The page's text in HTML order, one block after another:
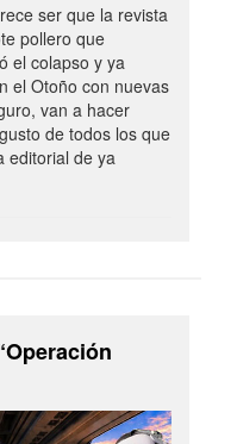
ser que la revista
pollero que
el colapso y ya
el Otoño con nuevas
van a hacer
de todos los que
editorial de ya